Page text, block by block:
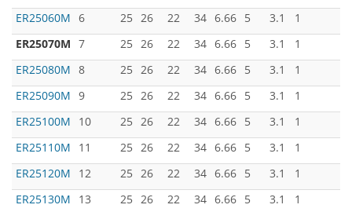
ER25060M 6 25 26 22 34 6.66 5 3.1
1
ER25070M 7 25 26 22 34 6.66 5 3.1
1
ER25080M 8 25 26 22 34 6.66 5 3.1
1
ER25090M 9 25 26 22 34 6.66 5 3.1
1
ER25100M
10 25 26 22 34 6.66 5 3.1
1
ER25110M
11 25 26 22 34 6.66 5 3.1
1
ER25120M
12 25 26 22 34 6.66 5 3.1
1
ER25130M
13 25 26 22 34 6.66 5 3.1
1